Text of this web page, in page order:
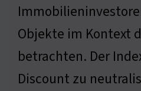
Objekte im Kontext
betrachten. Der
Discount zu